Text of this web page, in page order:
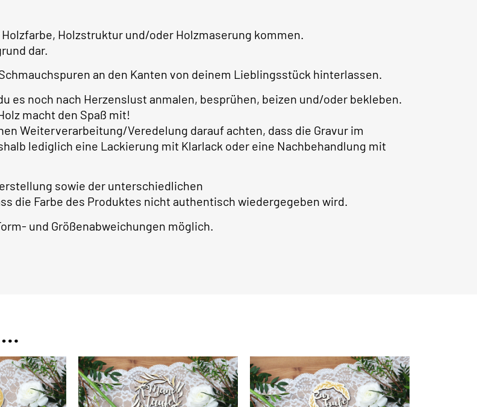
Holzstruktur und/oder Holzmaserung kommen.
dar.
an den Kanten von deinem Lieblingsstück hinterlassen.
es noch nach Herzenslust anmalen, besprühen, beizen und/oder bekleben.
macht den Spaß mit!
Weiterverarbeitung/Veredelung darauf achten, dass die Gravur im
lediglich eine Lackierung mit Klarlack oder eine Nachbehandlung mit
sowie der unterschiedlichen
die Farbe des Produktes nicht authentisch wiedergegeben wird.
und Größenabweichungen möglich.
…